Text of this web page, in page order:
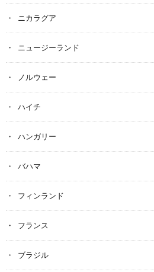
ニカラグア
ニュージーランド
ノルウェー
ハイチ
ハンガリー
バハマ
フィンランド
フランス
ブラジル